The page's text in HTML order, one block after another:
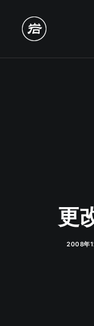
更
2008年